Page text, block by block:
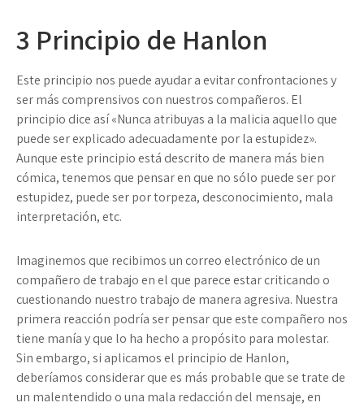
3 Principio de Hanlon
Este principio nos puede ayudar a evitar confrontaciones y
ser más comprensivos con nuestros compañeros. El
principio dice así «Nunca atribuyas a la malicia aquello que
puede ser explicado adecuadamente por la estupidez».
Aunque este principio está descrito de manera más bien
cómica, tenemos que pensar en que no sólo puede ser por
estupidez, puede ser por torpeza, desconocimiento, mala
interpretación, etc.
Imaginemos que recibimos un correo electrónico de un
compañero de trabajo en el que parece estar criticando o
cuestionando nuestro trabajo de manera agresiva. Nuestra
primera reacción podría ser pensar que este compañero nos
tiene manía y que lo ha hecho a propósito para molestar.
Sin embargo, si aplicamos el principio de Hanlon,
deberíamos considerar que es más probable que se trate de
un malentendido o una mala redacción del mensaje, en